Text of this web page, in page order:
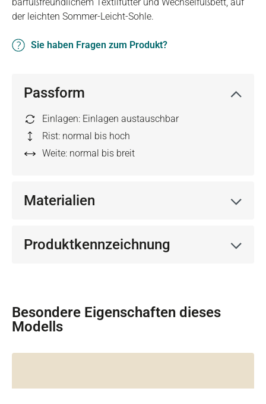
der leichten Sommer-Leicht-Sohle.
Sie haben Fragen zum Produkt?
Passform
Einlagen: Einlagen austauschbar
Rist: normal bis hoch
Weite: normal bis breit
Materialien
Produktkennzeichnung
Besondere Eigenschaften dieses
Modells